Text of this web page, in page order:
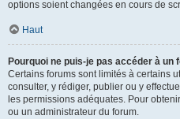
options soient changées en cours de
Haut
Pourquoi ne puis-je pas accéder à un
Certains forums sont limités à certains
consulter, y rédiger, publier ou y
les permissions adéquates. Pour
ou un administrateur du forum.